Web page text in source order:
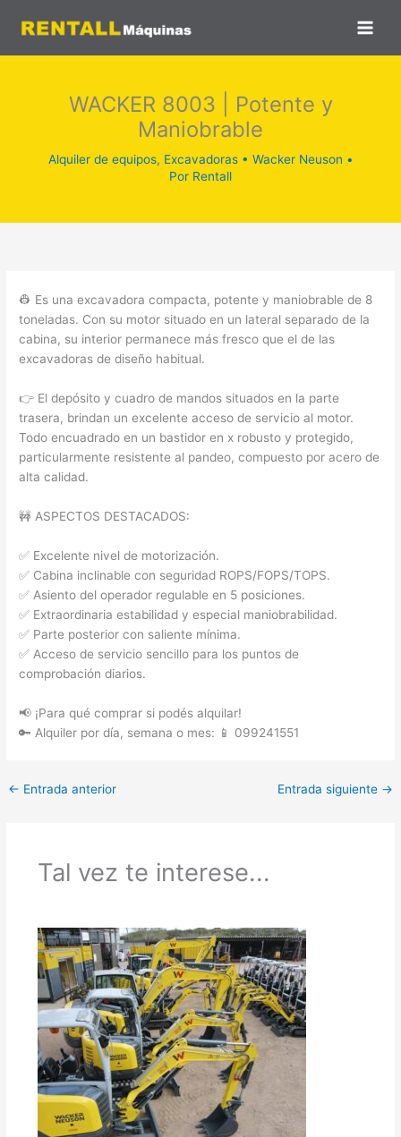
WACKER 8003 | Potente y
Maniobrable
Alquiler de equipos, Excavadoras• Wacker Neuson •
Por Rentall
👷 Es una excavadora compacta, potente y maniobrable de 8
toneladas. Con su motor situado en un lateral separado de la
cabina, su interior permanece más fresco que el de las
excavadoras de diseño habitual.
👉 El depósito y cuadro de mandos situados en la parte
trasera, brindan un excelente acceso de servicio al motor.
Todo encuadrado en un bastidor en x robusto y protegido,
particularmente resistente al pandeo, compuesto por acero de
alta calidad.
🚧 ASPECTOS DESTACADOS:
✅ Excelente nivel de motorización.
✅ Cabina inclinable con seguridad ROPS/FOPS/TOPS.
✅ Asiento del operador regulable en 5 posiciones.
✅ Extraordinaria estabilidad y especial maniobrabilidad.
✅ Parte posterior con saliente mínima.
✅ Acceso de servicio sencillo para los puntos de
comprobación diarios.
📢 ¡Para qué comprar si podés alquilar!
🔑 Alquiler por día, semana o mes: 📱 099241551
← Entrada anterior Entrada siguiente →
Tal vez te interese...